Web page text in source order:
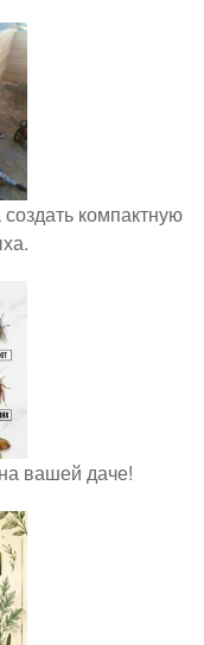
компактную
вашей даче!